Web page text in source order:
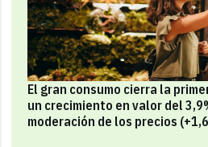
El gran consumo cierra la
un crecimiento en valor del
moderación de los precios